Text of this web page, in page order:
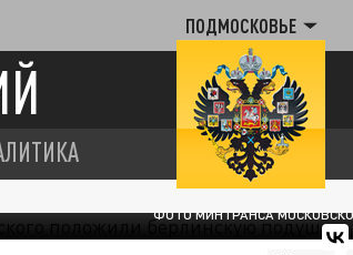
ПОДМОСКОВЬЕ
ФОТО МИНТРАНСА